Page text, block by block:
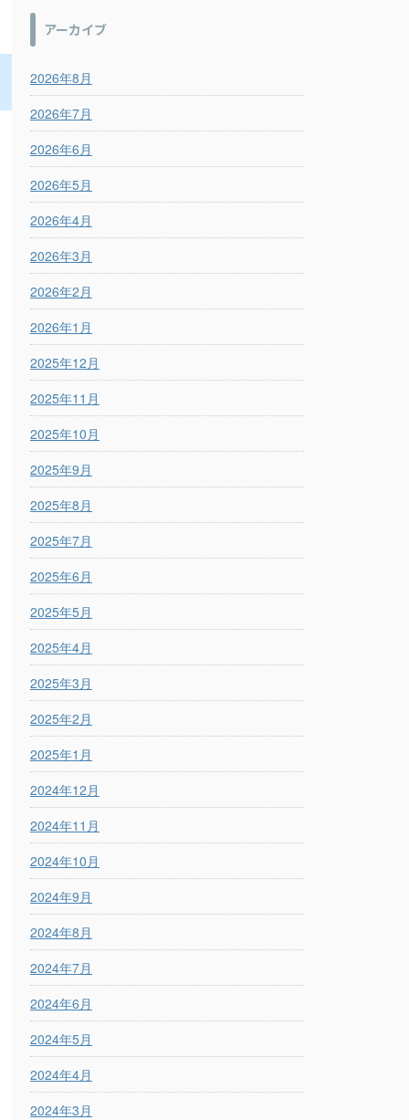
アーカイブ
2026年8月
2026年7月
2026年6月
2026年5月
2026年4月
2026年3月
2026年2月
2026年1月
2025年12月
2025年11月
2025年10月
2025年9月
2025年8月
2025年7月
2025年6月
2025年5月
2025年4月
2025年3月
2025年2月
2025年1月
2024年12月
2024年11月
2024年10月
2024年9月
2024年8月
2024年7月
2024年6月
2024年5月
2024年4月
2024年3月